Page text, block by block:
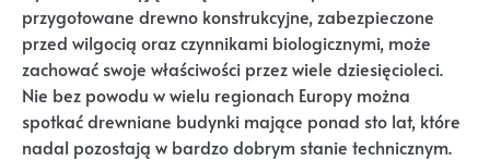
przygotowane drewno konstrukcyjne, zabezpieczone
przed wilgocią oraz czynnikami biologicznymi, może
zachować swoje właściwości przez wiele dziesięcioleci.
Nie bez powodu w wielu regionach Europy można
spotkać drewniane budynki mające ponad sto lat, które
nadal pozostają w bardzo dobrym stanie technicznym.